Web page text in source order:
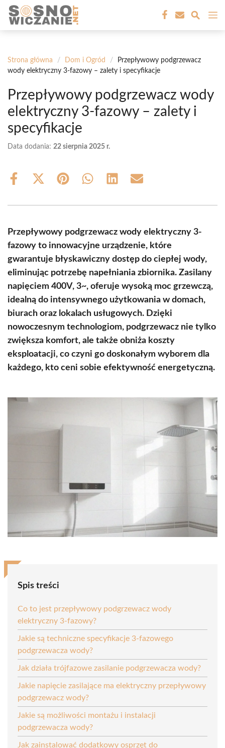
Przejdź
treści
Strona główna / Dom i Ogród /
Przepływowy podgrzewacz
wody elektryczny 3-fazowy – zalety i specyfikacje
Przepływowy podgrzewacz wody
elektryczny 3-fazowy – zalety i
specyfikacje
Data dodania: 22 sierpnia 2025 r.
Share
Share
(Twitter)
Share Share Share Share
Przepływowy podgrzewacz wody elektryczny 3-
fazowy to innowacyjne urządzenie, które
gwarantuje błyskawiczny dostęp do ciepłej wody,
eliminując potrzebę napełniania zbiornika. Zasilany
napięciem 400V, 3~, oferuje wysoką moc grzewczą,
idealną do intensywnego użytkowania w domach,
biurach oraz lokalach usługowych. Dzięki
nowoczesnym technologiom, podgrzewacz nie tylko
zwiększa komfort, ale także obniża koszty
eksploatacji, co czyni go doskonałym wyborem dla
każdego, kto ceni sobie efektywność energetyczną.
Spis treści
Co to jest przepływowy podgrzewacz wody
elektryczny 3-fazowy?
Jakie są techniczne specyfikacje 3-fazowego
podgrzewacza wody?
Jak działa trójfazowe zasilanie podgrzewacza wody?
Jakie napięcie zasilające ma elektryczny przepływowy
podgrzewacz wody?
Jakie są możliwości montażu i instalacji
podgrzewacza wody?
Jak zainstalować dodatkowy osprzęt do